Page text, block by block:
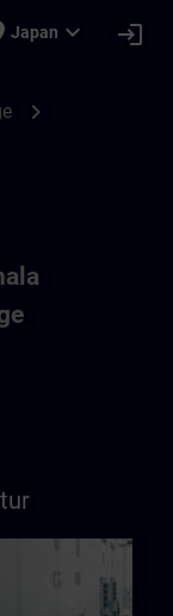
Japan expand_more login
chevron_right